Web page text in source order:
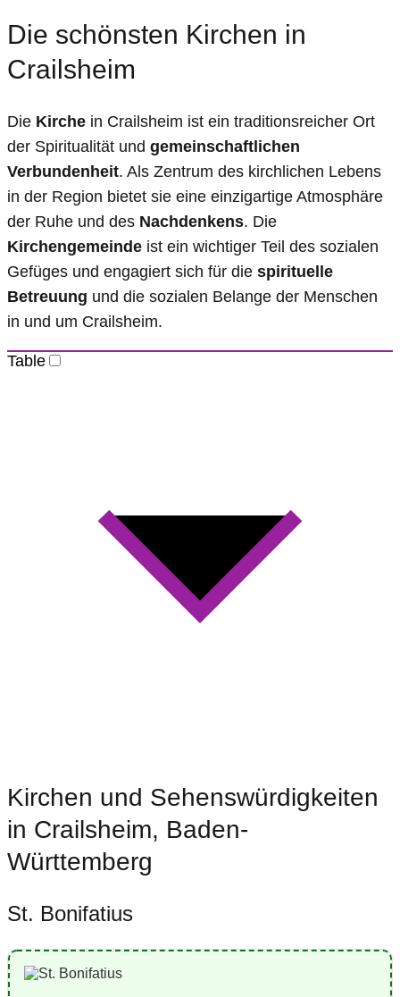
Die schönsten Kirchen in
Crailsheim
Die Kirche in Crailsheim ist ein traditionsreicher Ort
der Spiritualität und gemeinschaftlichen
Verbundenheit. Als Zentrum des kirchlichen Lebens
in der Region bietet sie eine einzigartige Atmosphäre
der Ruhe und des Nachdenkens. Die
Kirchengemeinde ist ein wichtiger Teil des sozialen
Gefüges und engagiert sich für die spirituelle
Betreuung und die sozialen Belange der Menschen
in und um Crailsheim.
Table
Kirchen und Sehenswürdigkeiten
in Crailsheim, Baden-
Württemberg
St. Bonifatius